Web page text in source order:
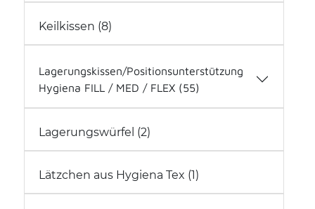
Royal Inspiration (4)
Softkissen (2)
Softline Nicky (9)
Keilkissen (8)
Lagerungskissen/Positionsunterstützung
Hygiena FILL / MED / FLEX (55)
Oberkörper (12)
Rücken-/Bauch-/Seitenlage (11)
Unterkörper (22)
Lagerungskissen alle (33)
Lagerungswürfel (2)
Lätzchen aus Hygiena Tex (1)